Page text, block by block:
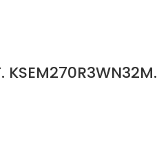
KSEM270R3WN32M.